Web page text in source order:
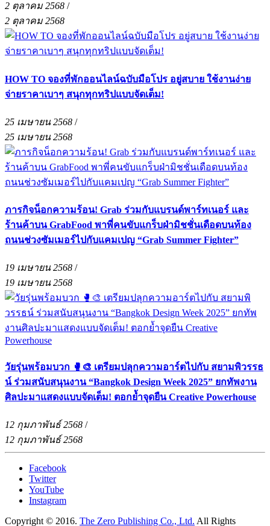
2 ตุลาคม 2568 /
2 ตุลาคม 2568
HOW TO จองที่พักออนไลน์ฉบับมือโปร อยู่สบาย ใช้งานง่าย
จ่ายราคาเบาๆ สนุกทุกทริปแบบจัดเต็ม!
25 เมษายน 2568 /
25 เมษายน 2568
ภารกิจน็อกความร้อน! Grab ร่วมกับแบรนด์พาร์ทเนอร์ และ
ร้านค้าบน GrabFood พาพี่คนขับแกร็บฝ่ามิชชั่นเดือดบนท้อง
ถนนช่วงซัมเมอร์ไปกับแคมเปญ “Grab Summer Fighter”
19 เมษายน 2568 /
19 เมษายน 2568
วัยรุ่นพร้อมบวก 🥊🎨 เตรียมปลุกความอาร์ตไปกับ สยามพิวรรธ
น์ ร่วมสนับสนุนงาน “Bangkok Design Week 2025” ยกทัพงาน
ศิลปะมาแสดงแบบจัดเต็ม! ตอกย้ำจุดยืน Creative Powerhouse
12 กุมภาพันธ์ 2568 /
12 กุมภาพันธ์ 2568
Facebook
Twitter
YouTube
Instagram
Copyright © 2016. The Zero Publishing Co., Ltd. All Rights